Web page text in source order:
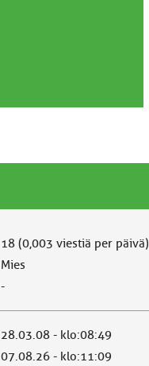
18 (0,003 viestiä per päivä)
Mies
-
28.03.08 - klo:08:49
07.08.26 - klo:11:09